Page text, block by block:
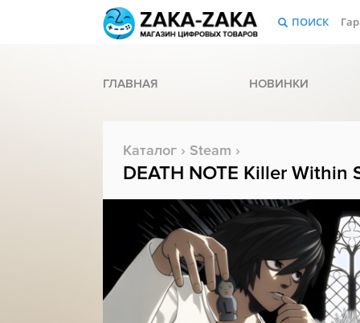
ПОИСК
ГЛАВНАЯ НОВИНКИ
Каталог › Steam ›
DEATH NOTE Killer Within